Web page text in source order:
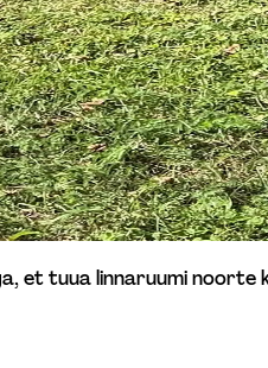
et tuua linnaruumi noorte